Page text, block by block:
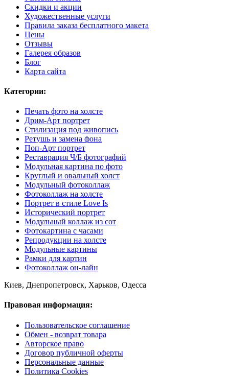
Скидки и акции
Художественные услуги
Правила заказа бесплатного макета
Цены
Отзывы
Галерея образов
Блог
Карта сайта
Категории:
Печать фото на холсте
Дрим-Арт портрет
Стилизация под живопись
Ретушь и замена фона
Поп-Арт портрет
Реставрация Ч/Б фотографий
Модульная картина по фото
Круглый и овальный холст
Модульный фотоколлаж
Фотоколлаж на холсте
Портрет в стиле Love Is
Исторический портрет
Модульный коллаж из сот
Фотокартина с часами
Репродукции на холсте
Модульные картины
Рамки для картин
Фотоколлаж он-лайн
Киев, Днепропетровск, Харьков, Одесса
Правовая информация:
Пользовательское соглашение
Обмен - возврат товара
Авторское право
Договор публичной оферты
Персональные данные
Политика Cookies